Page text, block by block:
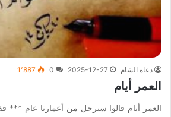
دعاة الشام 2025-12-27
0 1٬887
العمر أيام
العمر أيام قالوا سيرحل من أعمارنا عام ***